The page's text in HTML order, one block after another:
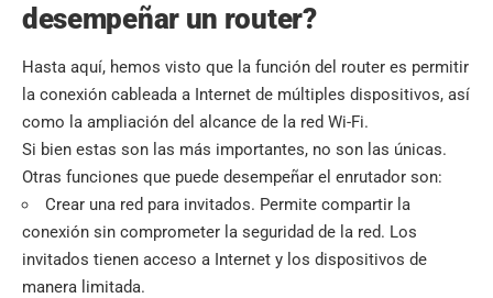
desempeñar un router?
Hasta aquí, hemos visto que la función del router es permitir
la conexión cableada a Internet de múltiples dispositivos, así
como la ampliación del alcance de la red Wi-Fi.
Si bien estas son las más importantes, no son las únicas.
Otras funciones que puede desempeñar el enrutador son:
Crear una red para invitados. Permite compartir la
conexión sin comprometer la seguridad de la red. Los
invitados tienen acceso a Internet y los dispositivos de
manera limitada.